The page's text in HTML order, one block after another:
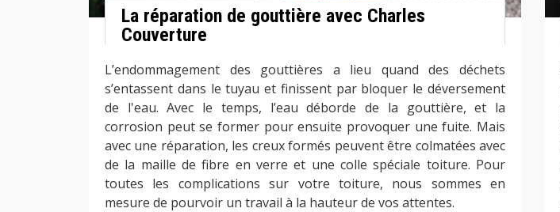
La réparation de gouttière avec Charles
Couverture
L’endommagement des gouttières a lieu quand des déchets
s’entassent dans le tuyau et finissent par bloquer le déversement
de l'eau. Avec le temps, l’eau déborde de la gouttière, et la
corrosion peut se former pour ensuite provoquer une fuite. Mais
avec une réparation, les creux formés peuvent être colmatées avec
de la maille de fibre en verre et une colle spéciale toiture. Pour
toutes les complications sur votre toiture, nous sommes en
mesure de pourvoir un travail à la hauteur de vos attentes.